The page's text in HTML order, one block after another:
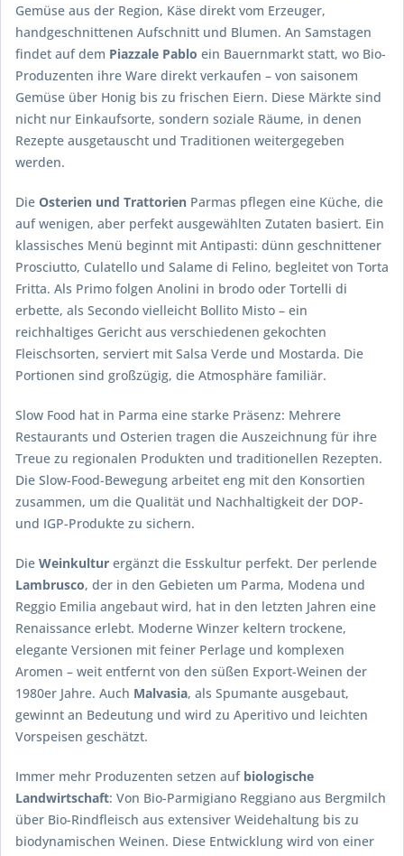
Gemüse aus der Region, Käse direkt vom Erzeuger,
handgeschnittenen Aufschnitt und Blumen. An Samstagen
findet auf dem Piazzale Pablo ein Bauernmarkt statt, wo Bio-
Produzenten ihre Ware direkt verkaufen – von saisonem
Gemüse über Honig bis zu frischen Eiern. Diese Märkte sind
nicht nur Einkaufsorte, sondern soziale Räume, in denen
Rezepte ausgetauscht und Traditionen weitergegeben
werden.
Die Osterien und Trattorien Parmas pflegen eine Küche, die
auf wenigen, aber perfekt ausgewählten Zutaten basiert. Ein
klassisches Menü beginnt mit Antipasti: dünn geschnittener
Prosciutto, Culatello und Salame di Felino, begleitet von Torta
Fritta. Als Primo folgen Anolini in brodo oder Tortelli di
erbette, als Secondo vielleicht Bollito Misto – ein
reichhaltiges Gericht aus verschiedenen gekochten
Fleischsorten, serviert mit Salsa Verde und Mostarda. Die
Portionen sind großzügig, die Atmosphäre familiär.
Slow Food hat in Parma eine starke Präsenz: Mehrere
Restaurants und Osterien tragen die Auszeichnung für ihre
Treue zu regionalen Produkten und traditionellen Rezepten.
Die Slow-Food-Bewegung arbeitet eng mit den Konsortien
zusammen, um die Qualität und Nachhaltigkeit der DOP-
und IGP-Produkte zu sichern.
Die Weinkultur ergänzt die Esskultur perfekt. Der perlende
Lambrusco, der in den Gebieten um Parma, Modena und
Reggio Emilia angebaut wird, hat in den letzten Jahren eine
Renaissance erlebt. Moderne Winzer keltern trockene,
elegante Versionen mit feiner Perlage und komplexen
Aromen – weit entfernt von den süßen Export-Weinen der
1980er Jahre. Auch Malvasia, als Spumante ausgebaut,
gewinnt an Bedeutung und wird zu Aperitivo und leichten
Vorspeisen geschätzt.
Immer mehr Produzenten setzen auf biologische
Landwirtschaft: Von Bio-Parmigiano Reggiano aus Bergmilch
über Bio-Rindfleisch aus extensiver Weidehaltung bis zu
biodynamischen Weinen. Diese Entwicklung wird von einer